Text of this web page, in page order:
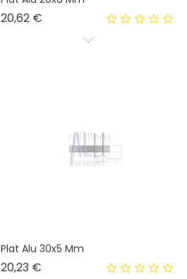
20,62 €
Plat Alu 30x5 Mm
20,23 €